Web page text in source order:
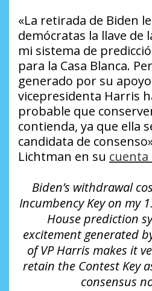
«La retirada de Biden
demócratas la llave de
mi sistema de
para la Casa Blanca.
generado por su
vicepresidenta Harris
probable que
contienda, ya que ella
candidata de
Lichtman en su cuenta
Biden’s withdrawal
Incumbency Key on my
House prediction
excitement generated
of VP Harris makes it
retain the Contest Key
consensus